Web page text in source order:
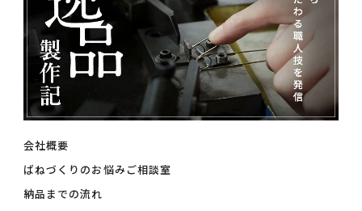
会社概要
ばねづくりのお悩みご相談室
納品までの流れ